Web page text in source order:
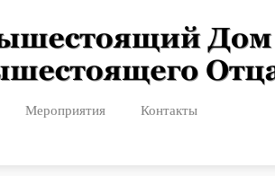
Мероприятия Контакты